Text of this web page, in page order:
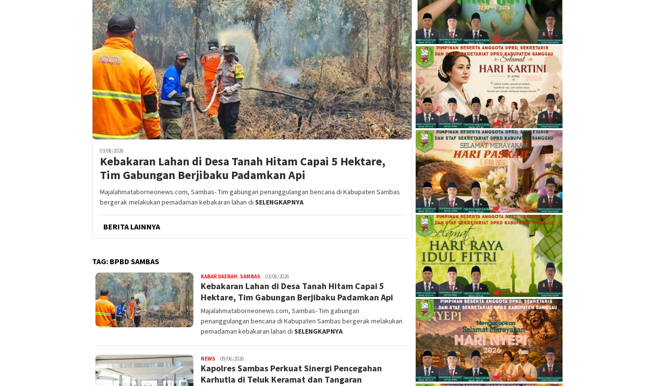
03/08/2026
Kebakaran Lahan di Desa Tanah Hitam Capai 5 Hektare,
Tim Gabungan Berjibaku Padamkan Api
Majalahmataborneonews.com, Sambas- Tim gabungan penanggulangan bencana di Kabupaten Sambas
bergerak melakukan pemadaman kebakaran lahan di SELENGKAPNYA
BERITA LAINNYA
TAG: BPBD SAMBAS
KABAR DAERAH, SAMBAS Nopriyanto
03/08/2026
Kebakaran Lahan di Desa Tanah Hitam Capai 5
Hektare, Tim Gabungan Berjibaku Padamkan Api
Majalahmataborneonews.com, Sambas- Tim gabungan
penanggulangan bencana di Kabupaten Sambas bergerak melakukan
pemadaman kebakaran lahan di SELENGKAPNYA
NEWS Nopriyanto
09/06/2026
Kapolres Sambas Perkuat Sinergi Pencegahan
Karhutla di Teluk Keramat dan Tangaran